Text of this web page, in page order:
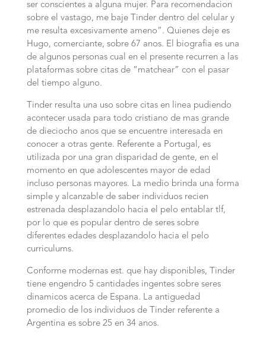
ser conscientes a alguna mujer. Para recomendacion
sobre el vastago, me baje Tinder dentro del celular y
me resulta excesivamente ameno”. Quienes deje es
Hugo, comerciante, sobre 67 anos. El biografia es una
de algunos personas cual en el presente recurren a las
plataformas sobre citas de “matchear” con el pasar
del tiempo alguno.
Tinder resulta una uso sobre citas en linea pudiendo
acontecer usada para todo cristiano de mas grande
de dieciocho anos que se encuentre interesada en
conocer a otras gente. Referente a Portugal, es
utilizada por una gran disparidad de gente, en el
momento en que adolescentes mayor de edad
incluso personas mayores. La medio brinda una forma
simple y alcanzable de saber individuos recien
estrenada desplazandolo hacia el pelo entablar tlf,
por lo que es popular dentro de seres sobre
diferentes edades desplazandolo hacia el pelo
curriculums.
Conforme modernas est. que hay disponibles, Tinder
tiene engendro 5 cantidades ingentes sobre seres
dinamicos acerca de Espana. La antiguedad
promedio de los individuos de Tinder referente a
Argentina es sobre 25 en 34 anos.